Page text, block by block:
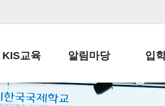
KIS교육
교육목표
알림마당
공지사항
입